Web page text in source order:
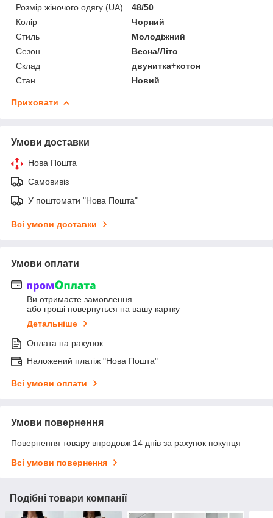
Розмір жіночого одягу (UA)
48/50
Колір
Чорний
Стиль
Молодіжний
Сезон
Весна/Літо
Склад
двунитка+котон
Стан
Новий
Приховати
Умови доставки
Нова Пошта
Самовивіз
У поштомати "Нова Пошта"
Всі умови доставки
Умови оплати
Ви отримаєте замовлення
або гроші повернуться на вашу картку
Детальніше
Оплата на рахунок
Наложений платіж "Нова Пошта"
Всі умови оплати
Умови повернення
Повернення товару впродовж 14 днів за рахунок покупця
Всі умови повернення
Подібні товари компанії